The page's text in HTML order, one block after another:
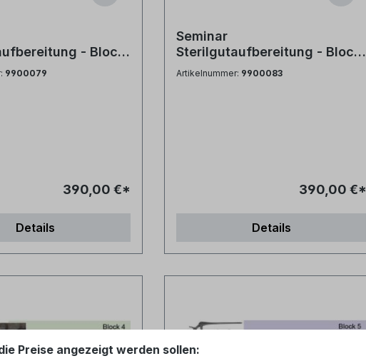
- Block
9900079
390,00 €*
Details
Seminar
Sterilgutaufbereitung - Block
3 - Instrumentenkunde
Artikelnummer: 9900083
390,00 €*
Details
Preise angezeigt werden sollen: